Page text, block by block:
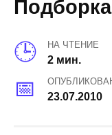
НА ЧТЕНИЕ
2 мин.
23.07.2010